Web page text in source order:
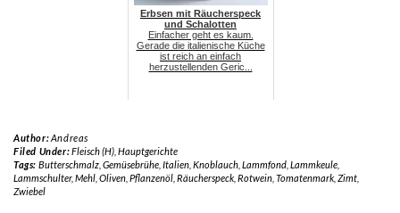
Erbsen mit Räucherspeck
und Schalotten
Einfacher geht es kaum.
Gerade die italienische Küche
ist reich an einfach
herzustellenden Geric...
Author:Andreas
Filed Under:Fleisch (H), Hauptgerichte
Tags: Butterschmalz, Gemüsebrühe, Italien, Knoblauch, Lammfond, Lammkeule,
Lammschulter, Mehl Oliven Pflanzenöl Räucherspeck Rotwein Tomatenmark Zimt
Zwiebel